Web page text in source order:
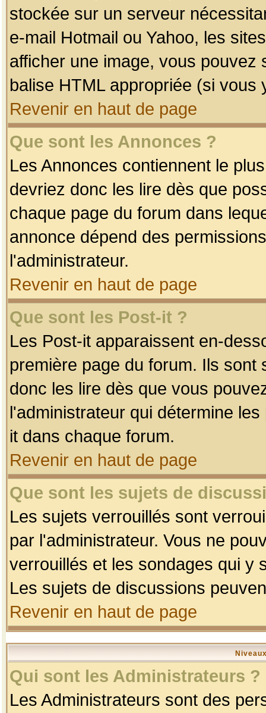
stockée sur un serveur
e-mail Hotmail ou Yahoo, les
afficher une image, vous pouvez
balise HTML appropriée (si vous
Revenir en haut de page
Que sont les Annonces ?
Les Annonces contiennent le
devriez donc les lire dès que
chaque page du forum dans
annonce dépend des
l'administrateur.
Revenir en haut de page
Que sont les Post-it ?
Les Post-it apparaissent en-
première page du forum. Ils
donc les lire dès que vous
l'administrateur qui détermine
it dans chaque forum.
Revenir en haut de page
Que sont les sujets de
Les sujets verrouillés sont
par l'administrateur. Vous ne
verrouillés et les sondages qui y
Les sujets de discussions
Revenir en haut de page
Qui sont les Administrateurs ?
Les Administrateurs sont des